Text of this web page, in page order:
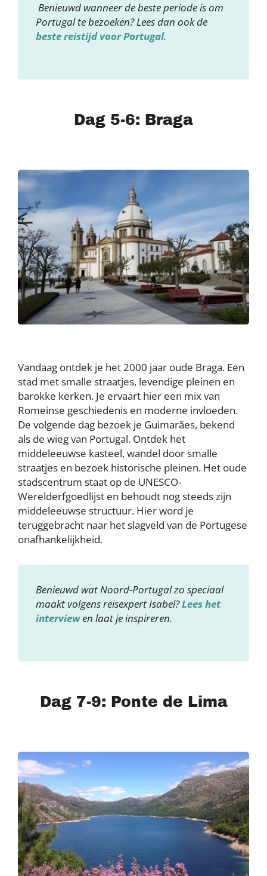
Benieuwd wanneer de beste periode is om
Portugal te bezoeken? Lees dan ook de
beste reistijd voor Portugal.
Dag 5-6: Braga
Vandaag ontdek je het 2000 jaar oude Braga. Een
stad met smalle straatjes, levendige pleinen en
barokke kerken. Je ervaart hier een mix van
Romeinse geschiedenis en moderne invloeden.
De volgende dag bezoek je Guimarães, bekend
als de wieg van Portugal. Ontdek het
middeleeuwse kasteel, wandel door smalle
straatjes en bezoek historische pleinen. Het oude
stadscentrum staat op de UNESCO-
Werelderfgoedlijst en behoudt nog steeds zijn
middeleeuwse structuur. Hier word je
teruggebracht naar het slagveld van de Portugese
onafhankelijkheid.
Benieuwd wat Noord-Portugal zo speciaal
maakt volgens reisexpert Isabel?Lees het
interviewen laat je inspireren.
Dag 7-9: Ponte de Lima